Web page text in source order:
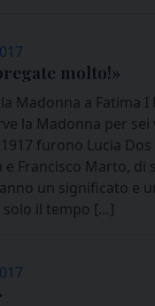
molto!»
Madonna a Fatima I
la Madonna per
furono Lucia Dos
e Francisco Marto, di
un significato e
il tempo […]